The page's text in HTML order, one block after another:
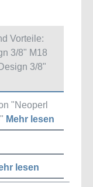
Vorteile:
3/8" M18
3/8"
"Neoperl
Mehr lesen
lesen